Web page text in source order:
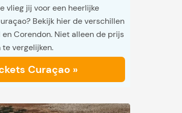
vlieg jij voor een heerlijke
Bekijk hier de verschillen
en Corendon. Niet alleen de prijs
vergelijken.
Curaçao »